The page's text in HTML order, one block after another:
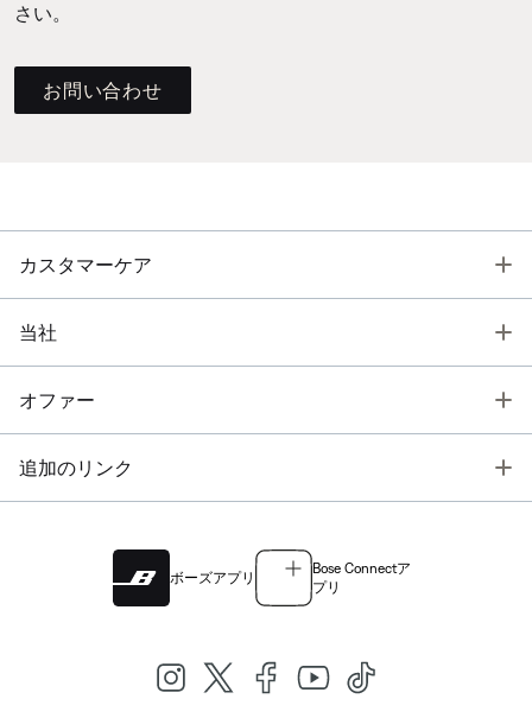
さい。
お問い合わせ
カスタマーケア
当社
オファー
追加のリンク
ボーズアプリ
Bose Connectア
プリ